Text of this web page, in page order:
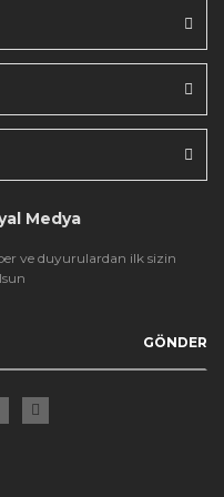
Medya
ve duyurulardan ilk sizin
GÖNDER